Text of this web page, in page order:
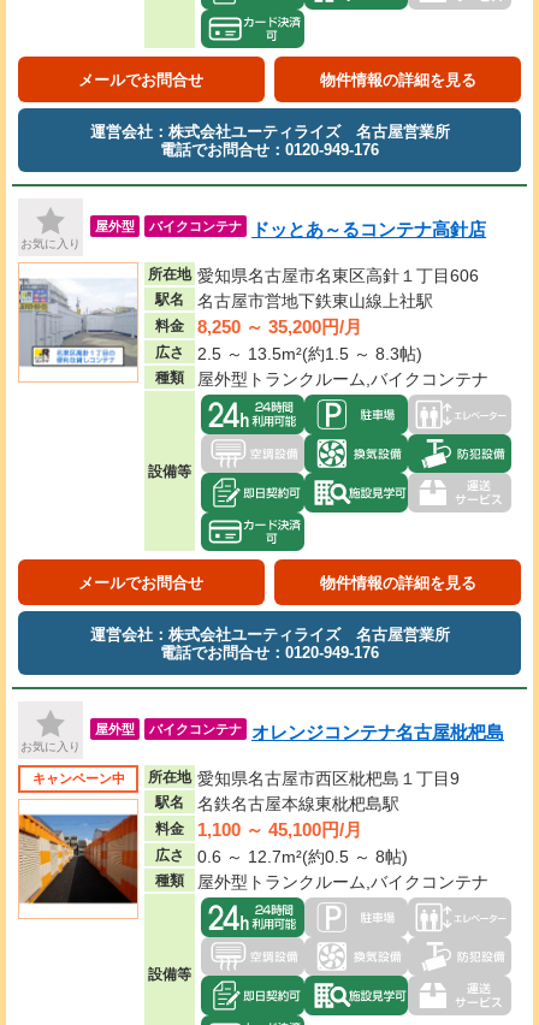
メールでお問合せ 物件情報の詳細を見る
運営会社：株式会社ユーティライズ 名古屋営業所
電話でお問合せ：0120-949-176
お気に入り
屋外型 バイクコンテナ ドッとあ～るコンテナ高針店
所在地 愛知県名古屋市名東区高針１丁目606
駅名 名古屋市営地下鉄東山線上社駅
料金 8,250 ～ 35,200円/月
広さ 2.5 ～ 13.5m²(約1.5 ～ 8.3帖)
種類 屋外型トランクルーム,バイクコンテナ
設備等
メールでお問合せ 物件情報の詳細を見る
運営会社：株式会社ユーティライズ 名古屋営業所
電話でお問合せ：0120-949-176
お気に入り
屋外型 バイクコンテナ オレンジコンテナ名古屋枇杷島
キャンペーン中 所在地 愛知県名古屋市西区枇杷島１丁目9
駅名 名鉄名古屋本線東枇杷島駅
料金 1,100 ～ 45,100円/月
広さ 0.6 ～ 12.7m²(約0.5 ～ 8帖)
種類 屋外型トランクルーム,バイクコンテナ
設備等